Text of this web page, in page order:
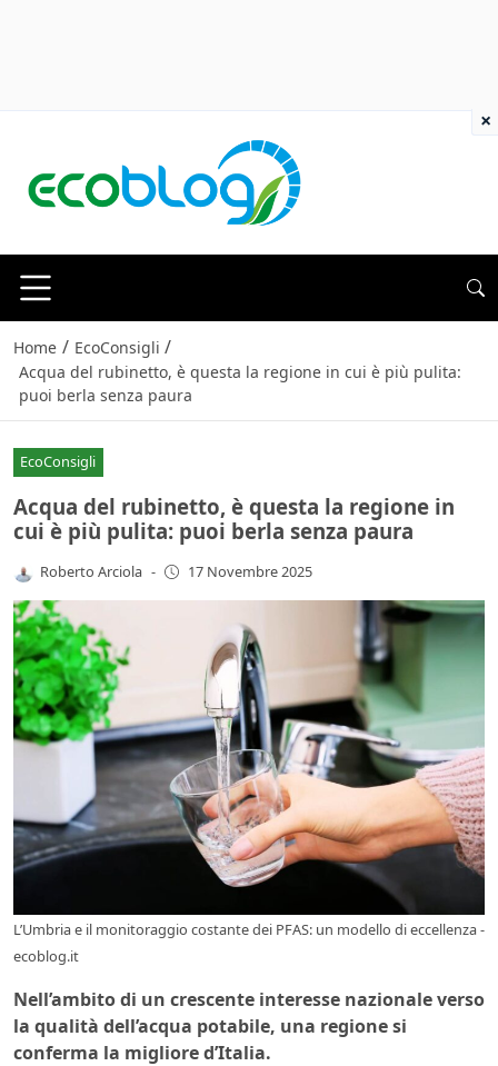
Home / EcoConsigli /
Acqua del rubinetto, è questa la regione in cui è più pulita:
puoi berla senza paura
EcoConsigli
Acqua del rubinetto, è questa la regione in
cui è più pulita: puoi berla senza paura
Roberto Arciola - 17 Novembre 2025
L’Umbria e il monitoraggio costante dei PFAS: un modello di eccellenza -
ecoblog.it
Nell’ambito di un crescente interesse nazionale verso
la qualità dell’acqua potabile, una regione si
conferma la migliore d’Italia.
×